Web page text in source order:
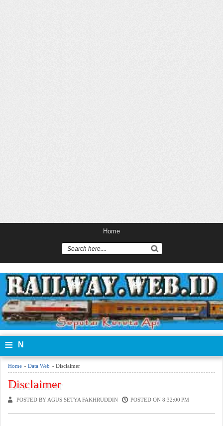
Home
≡ N
vi
g
a
Home » Data Web » Disclaimer
Disclaimer
POSTED BY AGUS SETYA FAKHRUDDIN POSTED ON 8:32:00 PM